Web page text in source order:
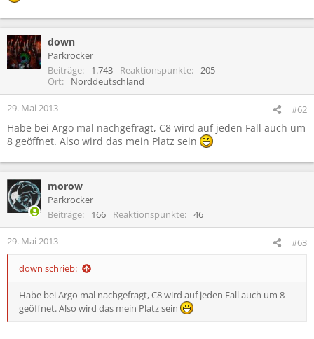
down
Parkrocker
Beiträge
1.743 Reaktionspunkte
205
Ort
Norddeutschland
29. Mai 2013 #62
Habe bei Argo mal nachgefragt, C8 wird auf jeden Fall auch um
8 geöffnet. Also wird das mein Platz sein
morow
Parkrocker
Beiträge
166 Reaktionspunkte 46
29. Mai 2013 #63
down schrieb:
Habe bei Argo mal nachgefragt, C8 wird auf jeden Fall auch um 8
geöffnet. Also wird das mein Platz sein